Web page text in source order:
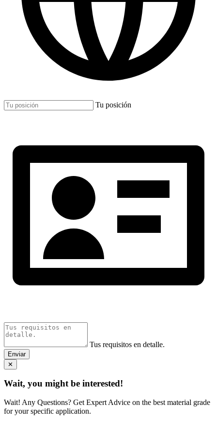
Tu posición
Tus requisitos en detalle.
Enviar
✕
Wait, you might be interested!
Wait! Any Questions? Get Expert Advice on the best material grade
for your specific application.